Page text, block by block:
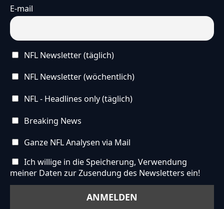
E-mail
NFL Newsletter (täglich)
NFL Newsletter (wöchentlich)
NFL - Headlines only (täglich)
Breaking News
Ganze NFL Analysen via Mail
Ich willige in die Speicherung, Verwendung
meiner Daten zur Zusendung des Newsletters ein!